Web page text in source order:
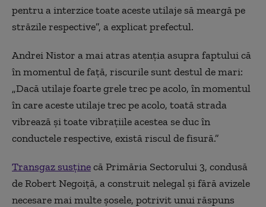
pentru a interzice toate aceste utilaje să meargă pe
străzile respective”, a explicat prefectul.
Andrei Nistor a mai atras atenția asupra faptului că
în momentul de față, riscurile sunt destul de mari:
„Dacă utilaje foarte grele trec pe acolo, în momentul
în care aceste utilaje trec pe acolo, toată strada
vibrează și toate vibrațiile acestea se duc în
conductele respective, există riscul de fisură.”
Transgaz susținecă Primăria Sectorului 3, condusă
de Robert Negoiță, a construit nelegal și fără avizele
necesare mai multe șosele, potrivit unui răspuns